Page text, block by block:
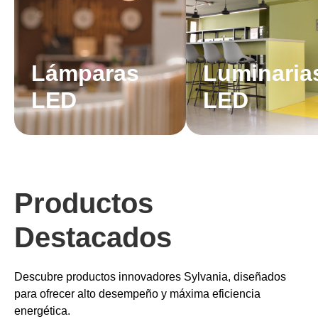
Lámparas
LED
LED
Productos
Destacados
Descubre productos innovadores Sylvania, diseñados
para ofrecer alto desempeño y máxima eficiencia
energética.